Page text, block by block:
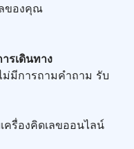
ลของคุณ
รเดินทาง
ม่มีการถามคำถาม รับ
รื่องคิดเลขออนไลน์